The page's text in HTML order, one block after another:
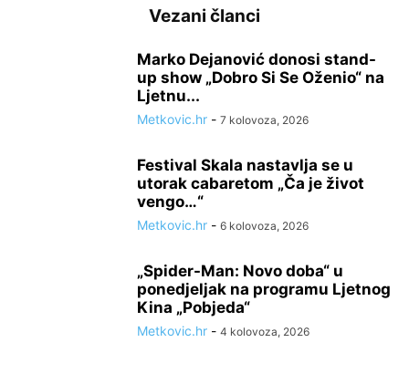
Vezani članci
Marko Dejanović donosi stand-
up show „Dobro Si Se Oženio“ na
Ljetnu...
Metkovic.hr - 7 kolovoza, 2026
Festival Skala nastavlja se u
utorak cabaretom „Ča je život
vengo…“
Metkovic.hr - 6 kolovoza, 2026
„Spider-Man: Novo doba“ u
ponedjeljak na programu Ljetnog
Kina „Pobjeda“
Metkovic.hr - 4 kolovoza, 2026